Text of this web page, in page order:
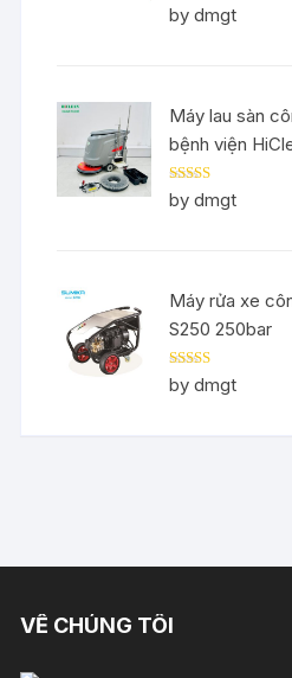
Rated5out
of 5
by dmgt
Máy lau sàn
bệnh viện
Rated5out
of 5
by dmgt
Máy rửa xe
S250 250bar
Rated5out
of 5
by dmgt
VỀ CHÚNG TÔI